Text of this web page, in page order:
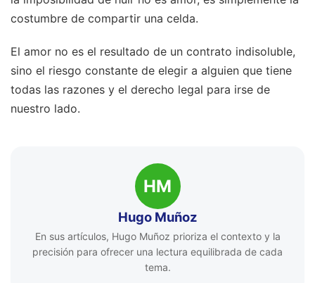
costumbre de compartir una celda.
El amor no es el resultado de un contrato indisoluble,
sino el riesgo constante de elegir a alguien que tiene
todas las razones y el derecho legal para irse de
nuestro lado.
HM
Hugo Muñoz
En sus artículos, Hugo Muñoz prioriza el contexto y la
precisión para ofrecer una lectura equilibrada de cada
tema.